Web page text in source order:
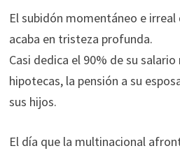
El subidón momentáneo e
acaba en tristeza profunda.
Casi dedica el 90% de su
hipotecas, la pensión a su
sus hijos.
El día que la multinacional